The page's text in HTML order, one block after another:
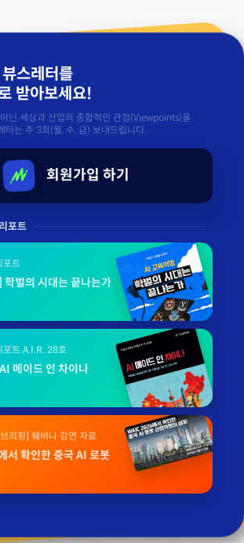
스레터를
받아보세요!
닌 세상과 산업의 종합적인 관점(Viewpoints)을
터는 주 3회(월, 수, 금) 보내드립니다.
회원가입 하기
포트
포트
학벌의 시대는 끝나는가
포트 A.I.R. 28호
메이드 인 차이나
리핑] 웨비나 강연 자료
서 확인한 중국 AI 로봇